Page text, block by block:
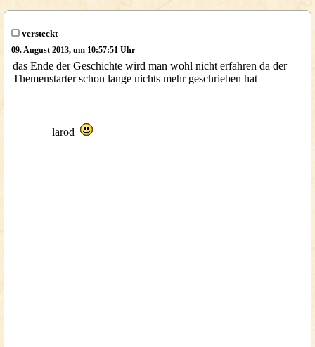
versteckt
09. August 2013, um 10:57:51 Uhr
das Ende der Geschichte wird man wohl nicht erfahren da der
Themenstarter schon lange nichts mehr geschrieben hat
larod